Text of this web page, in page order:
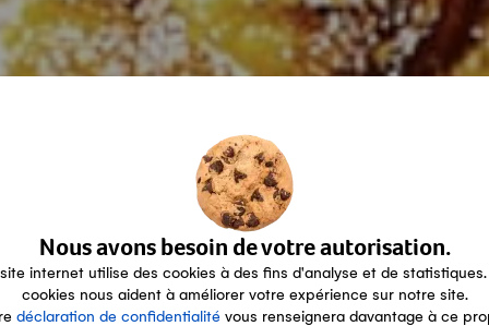
Nous avons besoin de votre autorisation.
internet utilise des cookies à des fins d'analyse et de statistiques.
cookies nous aident à améliorer votre expérience sur notre site.
déclaration de confidentialité vous renseignera davantage à ce